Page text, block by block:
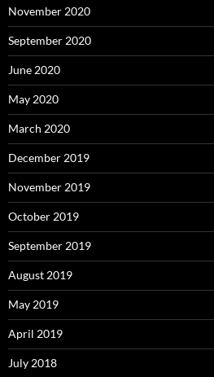
November 2020
September 2020
June 2020
May 2020
March 2020
December 2019
November 2019
October 2019
September 2019
August 2019
May 2019
April 2019
July 2018